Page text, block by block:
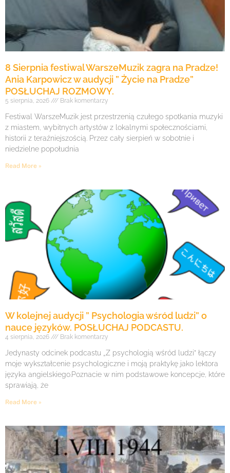
8 Sierpnia festiwal WarszeMuzik zagra na Pradze!
Ania Karpowicz w audycji ” Życie na Pradze”
POSŁUCHAJ ROZMOWY.
5 sierpnia, 2026 Brak komentarzy
Festiwal WarszeMuzik jest przestrzenią czułego spotkania muzyki
z miastem, wybitnych artystów z lokalnymi społecznościami,
historii z teraźniejszością. Przez cały sierpień w sobotnie i
niedzielne popołudnia
Read More »
W kolejnej audycji ” Psychologia wśród ludzi” o
nauce języków. POSŁUCHAJ PODCASTU.
4 sierpnia, 2026 Brak komentarzy
Jedynasty odcinek podcastu „Z psychologią wśród ludzi” łączy
moje wykształcenie psychologiczne i moją praktykę jako lektora
języka angielskiego.Poznacie w nim podstawowe koncepcje, które
sprawiają, że
Read More »